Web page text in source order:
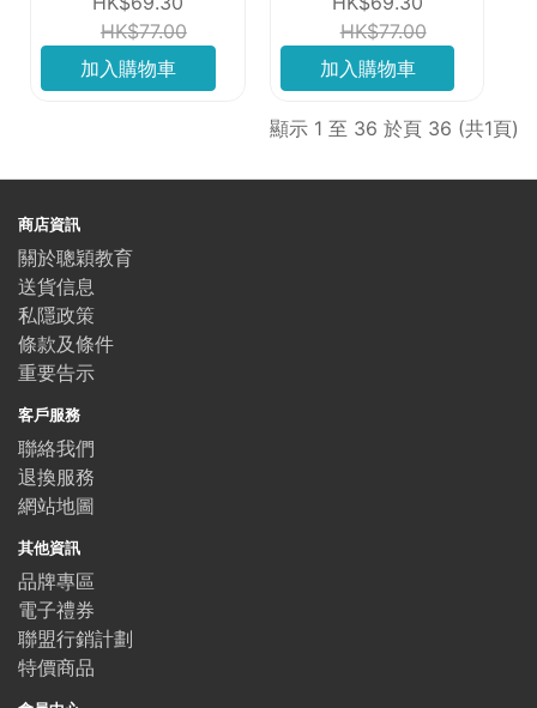
HK$77.00
加入購物車
HK$77.00
加入購物車
顯示 1 至 36 於頁 36 (共1頁)
商店資訊
關於聰穎教育
送貨信息
私隱政策
條款及條件
重要告示
客戶服務
聯絡我們
退換服務
網站地圖
其他資訊
品牌專區
電子禮券
聯盟行銷計劃
特價商品